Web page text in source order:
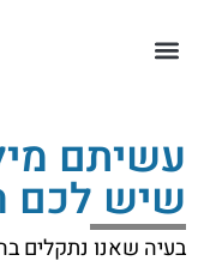
עשיתם
שיש לכם
בעיה שאנו נתקלים